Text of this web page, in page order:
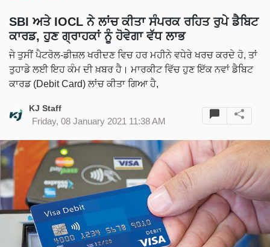
SBI ਅਤੇ IOCL ਨੇ ਲਾਂਚ ਕੀਤਾ ਸੰਪਰਕ ਰਹਿਤ ਰੁਪੇ ਡੈਬਿਟ
ਕਾਰਡ, ਹੁਣ ਗ੍ਰਾਹਕਾਂ ਨੂੰ ਹੋਵੇਗਾ ਵੱਧ ਲਾਭ
ਜੇ ਤੁਸੀਂ ਪੈਟਰੋਲ-ਡੀਜ਼ਲ ਖਰੀਦਣ ਵਿਚ ਹਰ ਮਹੀਨੇ ਵਧੇਰੇ ਖਰਚ ਕਰਦੇ ਹੋ, ਤਾਂ
ਤੁਹਾਡੇ ਲਈ ਇਹ ਕੰਮ ਦੀ ਖ਼ਬਰ ਹੈ। ਮਾਰਕੀਟ ਵਿੱਚ ਹੁਣ ਇੱਕ ਨਵਾਂ ਡੈਬਿਟ
ਕਾਰਡ (Debit Card) ਲਾਂਚ ਕੀਤਾ ਗਿਆ ਹੈ,
KJ Staff
Friday, 08 January 2021 11:38 AM